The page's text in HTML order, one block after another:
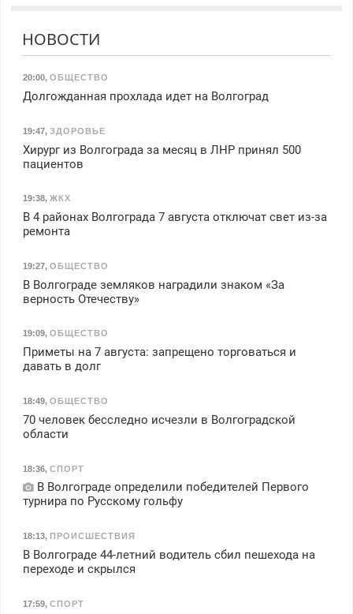
НОВОСТИ
20:00, ОБЩЕСТВО
Долгожданная прохлада идет на Волгоград
19:47, ЗДОРОВЬЕ
Хирург из Волгограда за месяц в ЛНР принял 500
пациентов
19:38, ЖКХ
В 4 районах Волгограда 7 августа отключат свет из-за
ремонта
19:27, ОБЩЕСТВО
В Волгограде земляков наградили знаком «За
верность Отечеству»
19:09, ОБЩЕСТВО
Приметы на 7 августа: запрещено торговаться и
давать в долг
18:49, ОБЩЕСТВО
70 человек бесследно исчезли в Волгоградской
области
18:36, СПОРТ
В Волгограде определили победителей Первого
турнира по Русскому гольфу
18:13, ПРОИСШЕСТВИЯ
В Волгограде 44-летний водитель сбил пешехода на
переходе и скрылся
17:59, СПОРТ